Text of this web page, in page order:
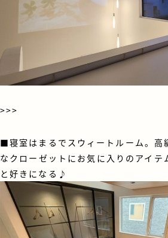
>>>
■寝室はまるでスウィートルーム。高
なクローゼットにお気に入りのアイテ
と好きになる♪